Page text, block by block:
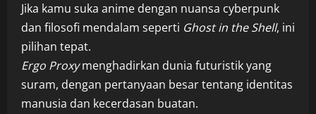
Jika kamu suka anime dengan nuansa cyberpunk
dan filosofi mendalam seperti Ghost in the Shell, ini
pilihan tepat.
Ergo Proxymenghadirkan dunia futuristik yang
suram, dengan pertanyaan besar tentang identitas
manusia dan kecerdasan buatan.